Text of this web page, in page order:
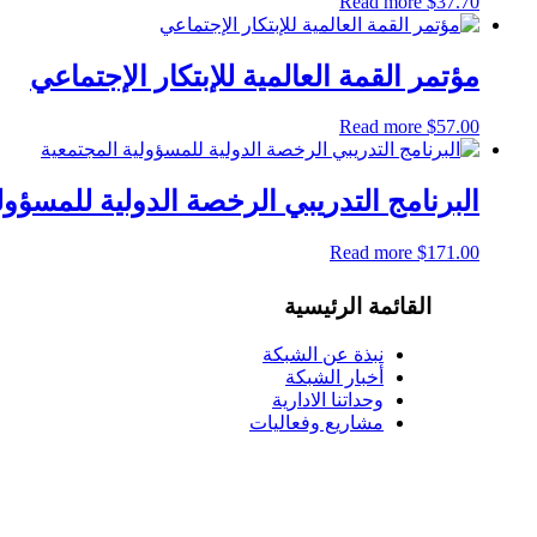
مؤتمر القمة العالمية للإبتكار الإجتماعي
$57.00
Read more
البرنامج التدريبي الرخصة الدولية
$171.00
Read more
القائمة الرئيسية
نبذة عن الشبكة
أخبار الشبكة
وحداتنا الادارية
مشاريع وفعاليات